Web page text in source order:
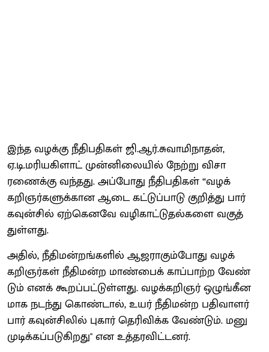
இந்த வழக்கு நீதிப​தி​கள் ஜி.ஆர்​.சு​வாமி​நாதன்,
ஏ.டி.மரியகிளாட் முன்​னிலை​யில் நேற்று விசா​
ரணைக்கு வந்​தது. அப்​போது நீதிபதிகள் “வழக்​
கறிஞர்​களுக்​கான ஆடை கட்​டுப்​பாடு குறித்து பார்
கவுன்​சில் ஏற்​கெனவே வழி​காட்​டு​தல்​களை வகுத்​
துள்​ளது.
அதில், நீதி​மன்​றங்​களில் ஆஜராகும்​போது வழக்​
கறிஞர்​கள் நீதி​மன்ற மாண்​பைக் காப்​பாற்ற வேண்​
டும் எனக் கூறப்​பட்​டுள்​ளது. வழக்​கறிஞர் ஒழுங்​கீன​
மாக நடந்து கொண்​டால், உயர் நீதி​மன்ற பதி​வாளர்
பார் கவுன்​சிலில் புகார் தெரிவிக்க வேண்​டும். மனு
முடிக்​கப்​படு​கிறது" என உத்​தர​விட்​டனர்.